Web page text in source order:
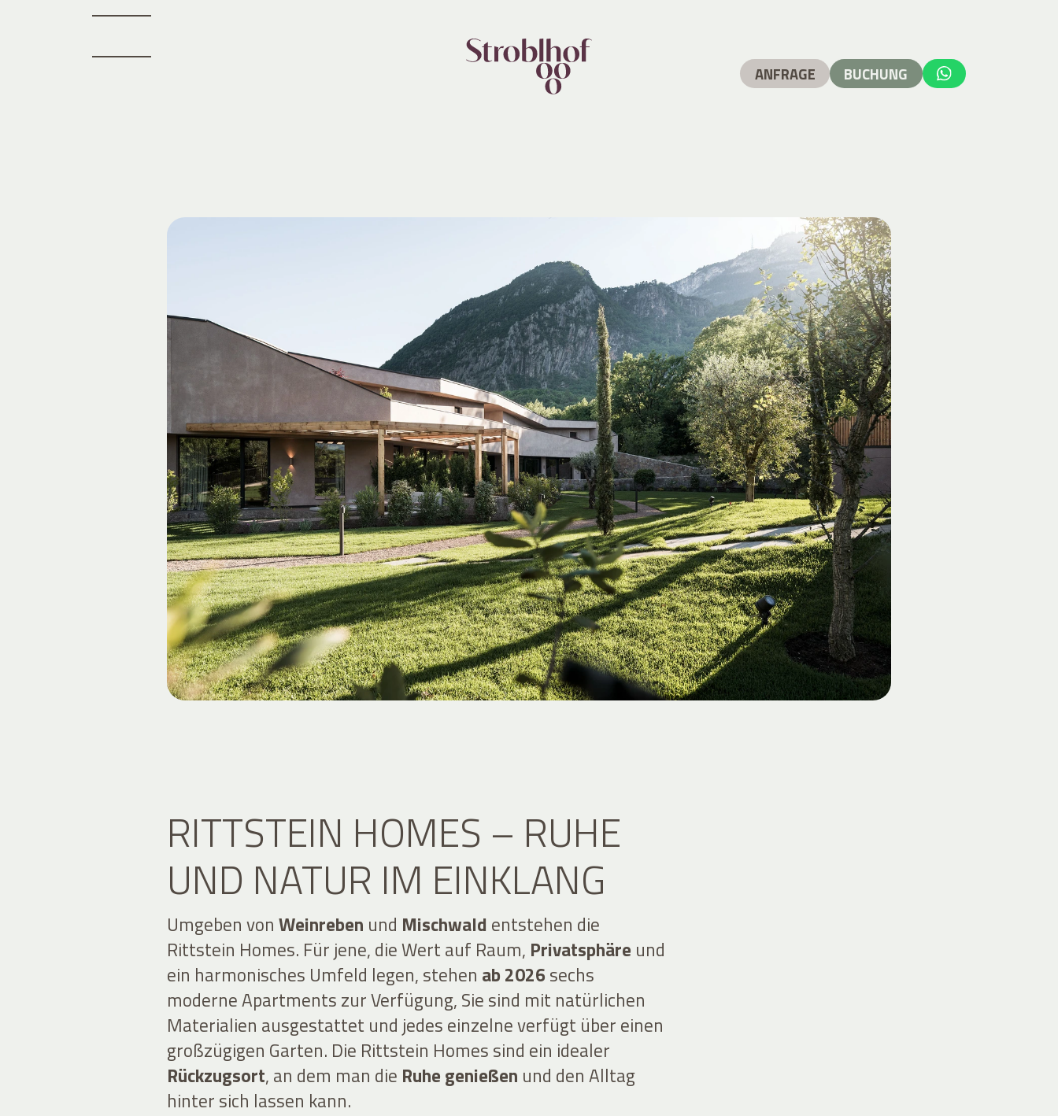
RITTSTEIN HOMES – RUHE
UND NATUR IM EINKLANG
Umgeben von Weinreben und Mischwald entstehen die
Rittstein Homes. Für jene, die Wert auf Raum, Privatsphäre und
ein harmonisches Umfeld legen, stehen ab 2026 sechs
moderne Apartments zur Verfügung, Sie sind mit natürlichen
Materialien ausgestattet und jedes einzelne verfügt über einen
großzügigen Garten. Die Rittstein Homes sind ein idealer
Rückzugsort, an dem man die Ruhe genießen und den Alltag
hinter sich lassen kann.
ANFRAGE BUCHUNG